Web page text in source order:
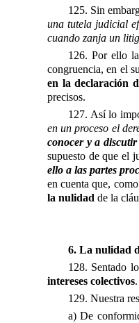
125. Sin
una tutela judicial
cuando zanja un
126. Por ello
congruencia, en el
en la declaración
precisos.
127. Así lo
en un proceso el
conocer y a
supuesto de que el
ello a las partes
en cuenta que,
la nulidad de la
6. La nulidad
128. Sentado
intereses colectivos.
129. Nuestra
a) De